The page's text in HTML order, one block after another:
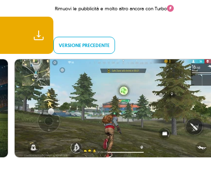
Rimuovi le pubblicità e molto altro ancora con Turbo
VERSIONE PRECEDENTE